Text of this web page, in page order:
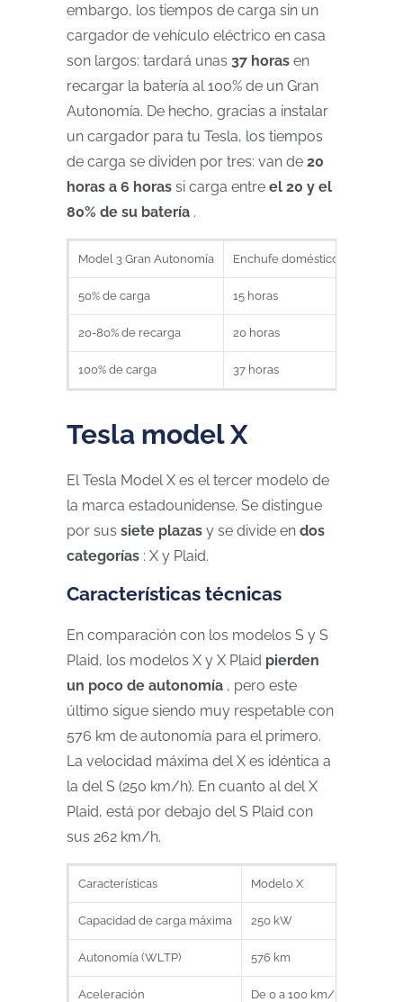
embargo, los tiempos de carga sin un
cargador de vehículo eléctrico en casa
son largos: tardará unas 37 horas en
recargar la batería al 100% de un Gran
Autonomía. De hecho, gracias a instalar
un cargador para tu Tesla, los tiempos
de carga se dividen por tres: van de 20
horas a 6 horas si carga entre el 20 y el
80% de su batería .
Model 3 Gran Autonomía Enchufe doméstico (2,3 kW o
50% de carga 15 horas
20-80% de recarga 20 horas
100% de carga 37 horas
Tesla model X
El Tesla Model X es el tercer modelo de
la marca estadounidense. Se distingue
por sus siete plazas y se divide en dos
categorías : X y Plaid.
Características técnicas
En comparación con los modelos S y S
Plaid, los modelos X y X Plaid pierden
un poco de autonomía , pero este
último sigue siendo muy respetable con
576 km de autonomía para el primero.
La velocidad máxima del X es idéntica a
la del S (250 km/h). En cuanto al del X
Plaid, está por debajo del S Plaid con
sus 262 km/h.
Características Modelo X
Capacidad de carga máxima 250 kW
Autonomía (WLTP) 576 km
Aceleración De 0 a 100 km/h en 3,9